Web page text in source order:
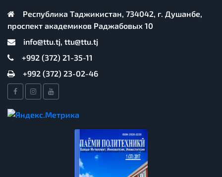
Республика Таджикистан, 734042, г. Душанбе,
проспект академиков Раджабовых 10
info@ttu.tj, ttu@ttu.tj
+992 (372) 21-35-11
+992 (372) 23-02-46